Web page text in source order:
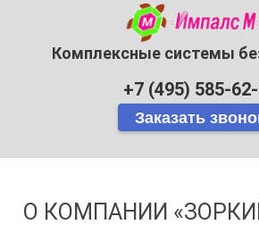
Комплексные системы
+7 (495) 585-
О КОМПАНИИ